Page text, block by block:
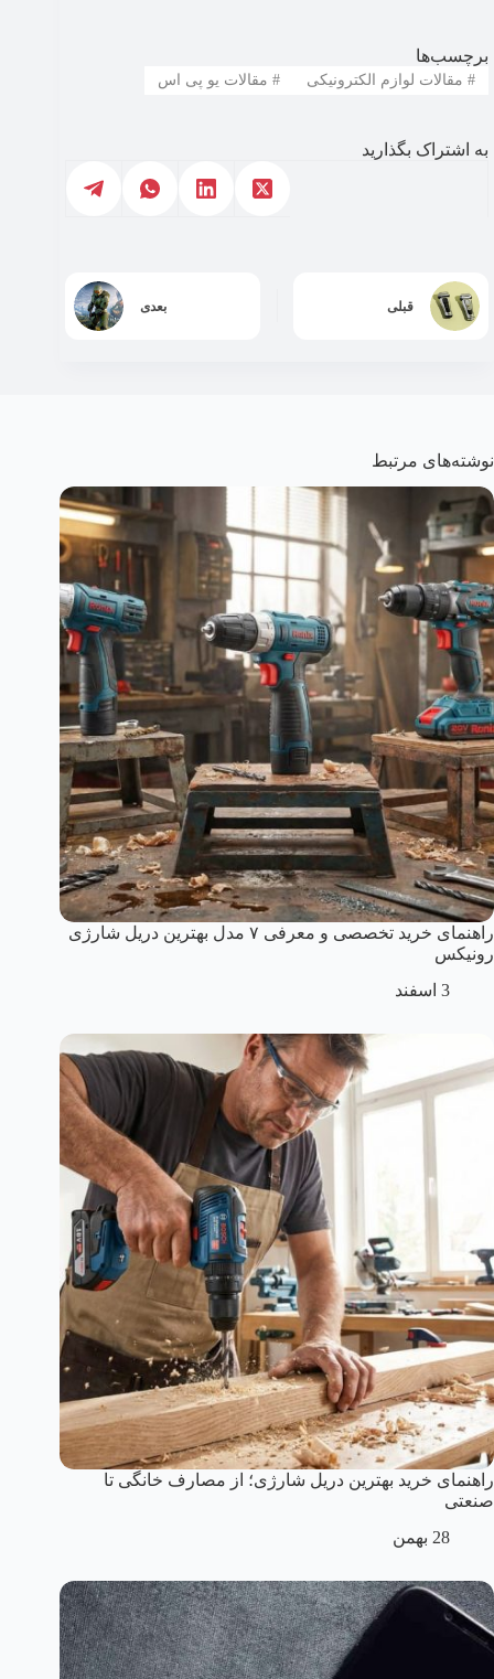
برچسب‌ها
#مقالات لوازم الکترونیکی #مقالات یو پی اس
به اشتراک بگذارید
قبلی بعدی
نوشته‌های مرتبط
راهنمای خرید تخصصی و معرفی ۷ مدل بهترین دریل شارژی
رونیکس
3 اسفند
راهنمای خرید بهترین دریل شارژی؛ از مصارف خانگی تا
صنعتی
28 بهمن